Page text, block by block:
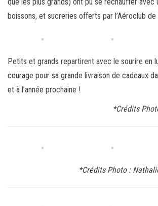
boissons, et sucreries offerts par l’Aéroclub de
Petits et grands repartirent avec le sourire en
courage pour sa grande livraison de cadeaux
et à l’année prochaine !
*Crédits
*Crédits Photo :